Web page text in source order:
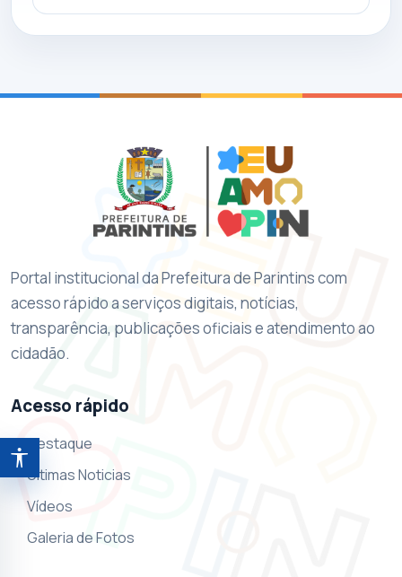
Abrir ferramentas de acessibilidade
Portal institucional da Prefeitura de Parintins com
acesso rápido a serviços digitais, notícias,
transparência, publicações oficiais e atendimento ao
cidadão.
Acesso rápido
Destaque
Ultimas Noticias
Vídeos
Galeria de Fotos